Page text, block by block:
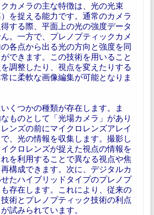
カメラの主な特徴は、光の光束
）を捉える能力です。通常のカメラ
する際、平面上の光の強度データ
。一方で、プレノプティックカメ
各点から出る光の方向と強度を同
できます。この技術を用いること
調整したり、視点を変えたりする
に柔軟な画像編集が可能となりま
くつかの種類が存在します。ま
ものとして「光場カメラ」があり
ンズの前にマイクロレンズアレイ
、光の情報を収集します。撮影し
クロレンズが捉えた視点の情報を
を利用することで異なる視点や焦
構成できます。次に、デジタルカ
たハイブリッドタイプのプレノプ
存在します。これにより、従来の
術とプレノプティック技術の利点
試みられています。